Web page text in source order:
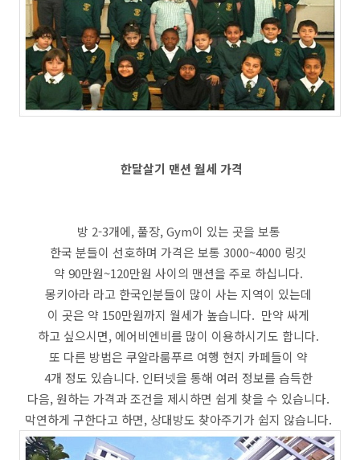
한달살기 맨션 월세 가격
방 2-3개에, 풀장, Gym이 있는 곳을 보통
한국 분들이 선호하며 가격은 보통 3000~4000 링깃
약 90만원~120만원 사이의 맨션을 주로 하십니다.
몽키아라 라고 한국인분들이 많이 사는 지역이 있는데
이 곳은 약 150만원까지 월세가 높습니다. 만약 싸게
하고 싶으시면, 에어비엔비를 많이 이용하시기도 합니다.
또 다른 방법은 쿠알라룸푸르 여행 현지 카페들이 약
4개 정도 있습니다. 인터넷을 통해 여러 정보를 습득한
다음, 원하는 가격과 조건을 제시하면 쉽게 찾을 수 있습니다.
막연하게 구한다고 하면, 상대방도 찾아주기가 쉽지 않습니다.